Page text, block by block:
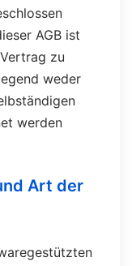
AGB ist
zu
weder
werden
Art der